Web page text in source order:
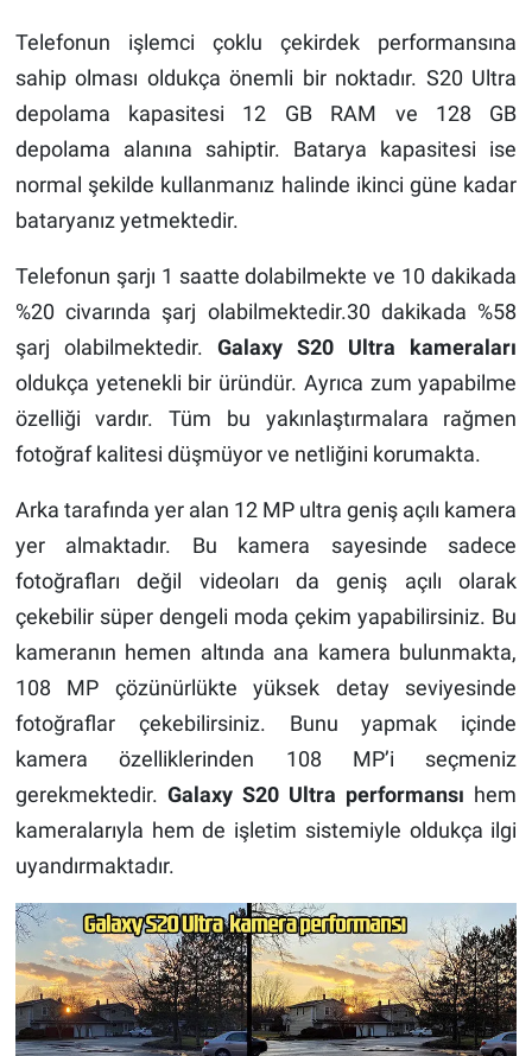
Telefonun işlemci çoklu çekirdek performansına
sahip olması oldukça önemli bir noktadır. S20 Ultra
depolama kapasitesi 12 GB RAM ve 128 GB
depolama alanına sahiptir. Batarya kapasitesi ise
normal şekilde kullanmanız halinde ikinci güne kadar
bataryanız yetmektedir.
Telefonun şarjı 1 saatte dolabilmekte ve 10 dakikada
%20 civarında şarj olabilmektedir.30 dakikada %58
şarj olabilmektedir. Galaxy S20 Ultra kameraları
oldukça yetenekli bir üründür. Ayrıca zum yapabilme
özelliği vardır. Tüm bu yakınlaştırmalara rağmen
fotoğraf kalitesi düşmüyor ve netliğini korumakta.
Arka tarafında yer alan 12 MP ultra geniş açılı kamera
yer almaktadır. Bu kamera sayesinde sadece
fotoğrafları değil videoları da geniş açılı olarak
çekebilir süper dengeli moda çekim yapabilirsiniz. Bu
kameranın hemen altında ana kamera bulunmakta,
108 MP çözünürlükte yüksek detay seviyesinde
fotoğraflar çekebilirsiniz. Bunu yapmak içinde
kamera özelliklerinden 108 MP’i seçmeniz
gerekmektedir. Galaxy S20 Ultra performansı hem
kameralarıyla hem de işletim sistemiyle oldukça ilgi
uyandırmaktadır.